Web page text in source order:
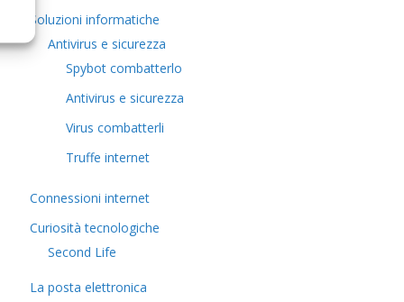
Soluzioni informatiche
Antivirus e sicurezza
Spybot combatterlo
Antivirus e sicurezza
Virus combatterli
Truffe internet
Connessioni internet
Curiosità tecnologiche
​Second Life
La posta elettronica